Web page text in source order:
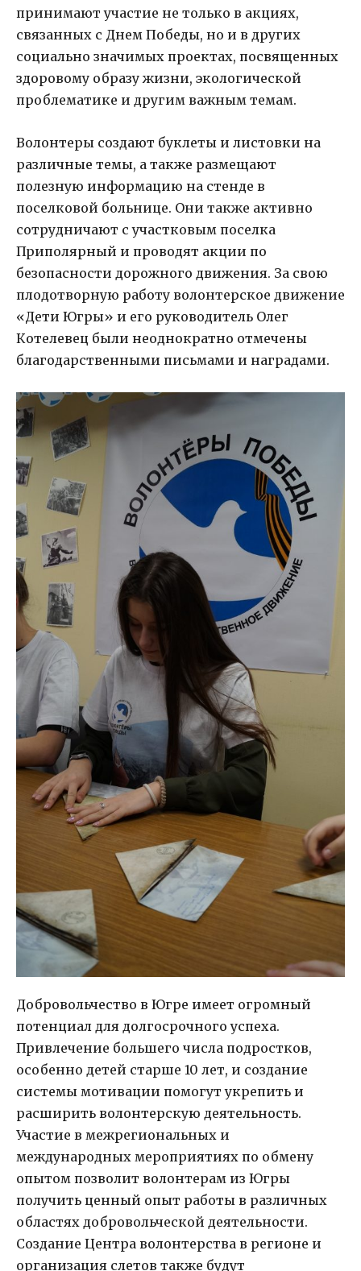
принимают участие не только в акциях,
связанных с Днем Победы, но и в других
социально значимых проектах, посвященных
здоровому образу жизни, экологической
проблематике и другим важным темам.
Волонтеры создают буклеты и листовки на
различные темы, а также размещают
полезную информацию на стенде в
поселковой больнице. Они также активно
сотрудничают с участковым поселка
Приполярный и проводят акции по
безопасности дорожного движения. За свою
плодотворную работу волонтерское движение
«Дети Югры» и его руководитель Олег
Котелевец были неоднократно отмечены
благодарственными письмами и наградами.
Добровольчество в Югре имеет огромный
потенциал для долгосрочного успеха.
Привлечение большего числа подростков,
особенно детей старше 10 лет, и создание
системы мотивации помогут укрепить и
расширить волонтерскую деятельность.
Участие в межрегиональных и
международных мероприятиях по обмену
опытом позволит волонтерам из Югры
получить ценный опыт работы в различных
областях добровольческой деятельности.
Создание Центра волонтерства в регионе и
организация слетов также будут